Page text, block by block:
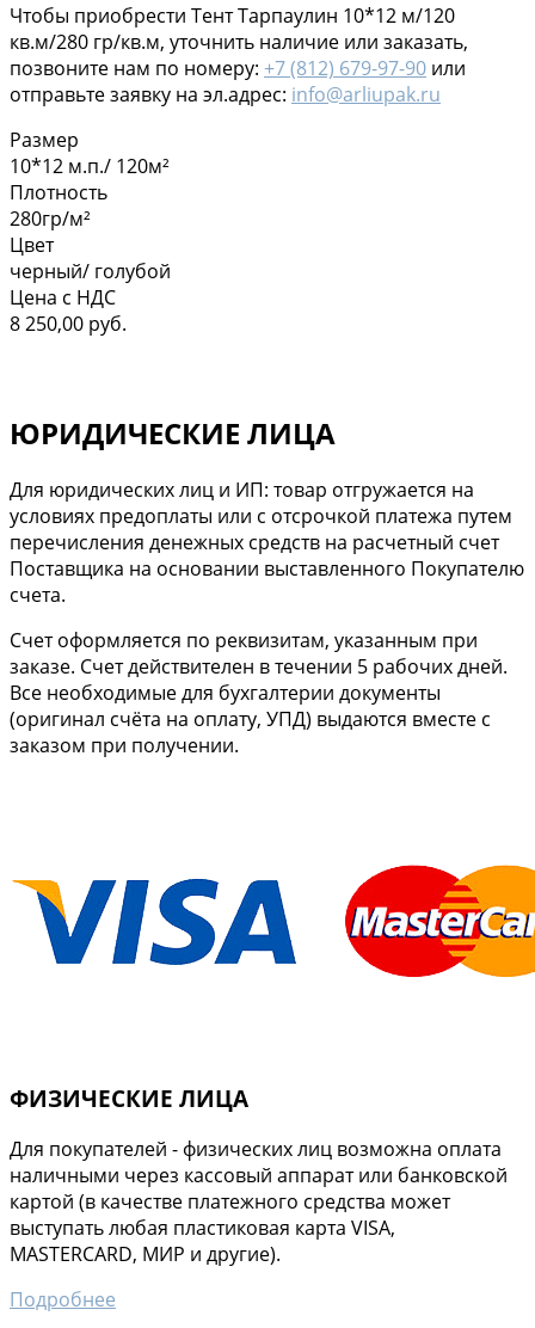
Чтобы приобрести Тент Тарпаулин 10*12 м/120
кв.м/280 гр/кв.м, уточнить наличие или заказать,
позвоните нам по номеру: +7 (812) 679-97-90 или
отправьте заявку на эл.адрес: info@arliupak.ru
Размер
10*12 м.п./ 120м²
Плотность
280гр/м²
Цвет
черный/ голубой
Цена с НДС
8 250,00 руб.
ЮРИДИЧЕСКИЕ ЛИЦА
Для юридических лиц и ИП: товар отгружается на
условиях предоплаты или с отсрочкой платежа путем
перечисления денежных средств на расчетный счет
Поставщика на основании выставленного Покупателю
счета.
Cчет оформляется по реквизитам, указанным при
заказе. Счет действителен в течении 5 рабочих дней.
Все необходимые для бухгалтерии документы
(оригинал счёта на оплату, УПД) выдаются вместе с
заказом при получении.
ФИЗИЧЕСКИЕ ЛИЦА
Для покупателей - физических лиц возможна оплата
наличными через кассовый аппарат или банковской
картой (в качестве платежного средства может
выступать любая пластиковая карта VISA,
MASTERCARD, МИР и другие).
Подробнее